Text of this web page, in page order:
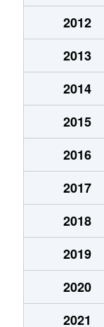
今福西
今福西
今福西
今福西
今福西
今福西
今福西
今福西
今福西
2012
2013
2014
2015
2016
2017
2018
2019
2020
2021